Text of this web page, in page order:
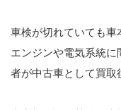
車検が切れていても車
エンジンや電気系統
者が中古車として買取